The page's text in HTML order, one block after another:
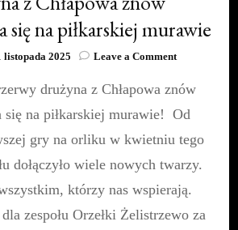
się na piłkarskiej murawie
listopada 2025 Leave a Commenton
z
znów
zameldowała
na
piłkarskiej
murawie
drużyna z Chłapowa znów
się na piłkarskiej murawie! Od
gry na orliku w kwietniu tego
dołączyło wiele nowych twarzy.
którzy nas wspierają.
zespołu Orzełki Żelistrzewo za